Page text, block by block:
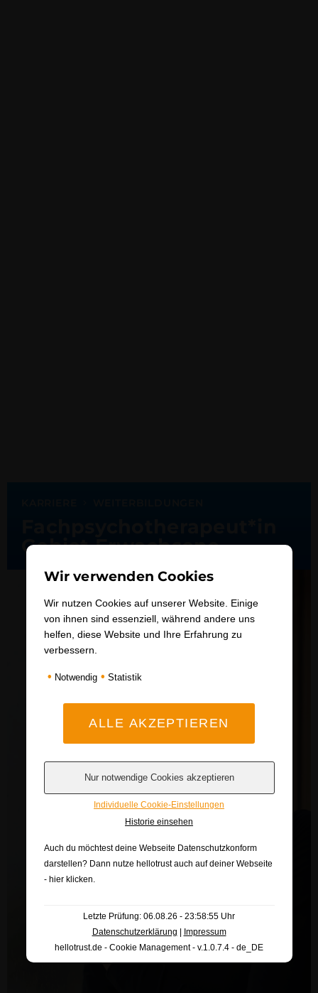
Gebiet Erwachsene
Wir verwenden Cookies
Wir nutzen Cookies auf unserer Website. Einige
von ihnen sind essenziell, während andere uns
helfen, diese Website und Ihre Erfahrung zu
verbessern.
• Notwendig • Statistik
Individuelle Cookie-Einstellungen
Historie einsehen
Auch du möchtest deine Webseite Datenschutzkonform
darstellen? Dann nutze hellotrust auch auf deiner Webseite
- hier klicken.
Letzte Prüfung: 06.08.26 - 23:58:55 Uhr
Datenschutzerklärung
Impressum
hellotrust.de - Cookie Management - v.1.0.7.4 - de_DE